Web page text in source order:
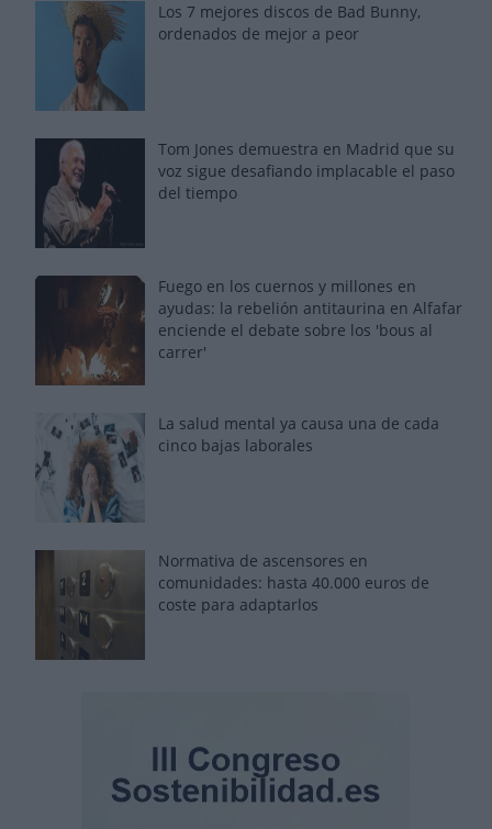
Los 7 mejores discos de Bad Bunny,
ordenados de mejor a peor
Tom Jones demuestra en Madrid que su
voz sigue desafiando implacable el paso
del tiempo
Fuego en los cuernos y millones en
ayudas: la rebelión antitaurina en Alfafar
enciende el debate sobre los 'bous al
carrer'
La salud mental ya causa una de cada
cinco bajas laborales
Normativa de ascensores en
comunidades: hasta 40.000 euros de
coste para adaptarlos